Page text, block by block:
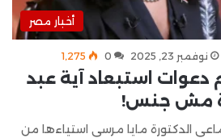
أخبار مصر
نوفمبر 23, 2025 0 1٬275
دعوات استبعاد آية عبد
مش جنس!
الدكتورة مايا مرسي استياءها من